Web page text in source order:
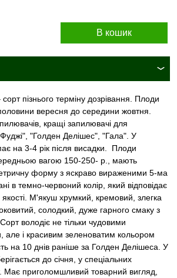
В кошик
сорт пізнього терміну дозрівання. Плоди
вересня до середини жовтня.
кращі запилювачі для
"Голден Делішес", "Гала". У
на 3-4 рік після висадки. Плоди
вагою 150-250- р., мають
форму з яскраво вираженими 5-ма
в темно-червоний колір, який відповідає
М'якуш хрумкий, кремовий, злегка
солодкий, дуже гарного смаку з
володіє не тільки чудовими
але і красивим зеленоватим кольором
на 10 днів раніше за Голден Делішеса. У
до січня, у спеціальних
Має приголомшливий товарний вигляд,